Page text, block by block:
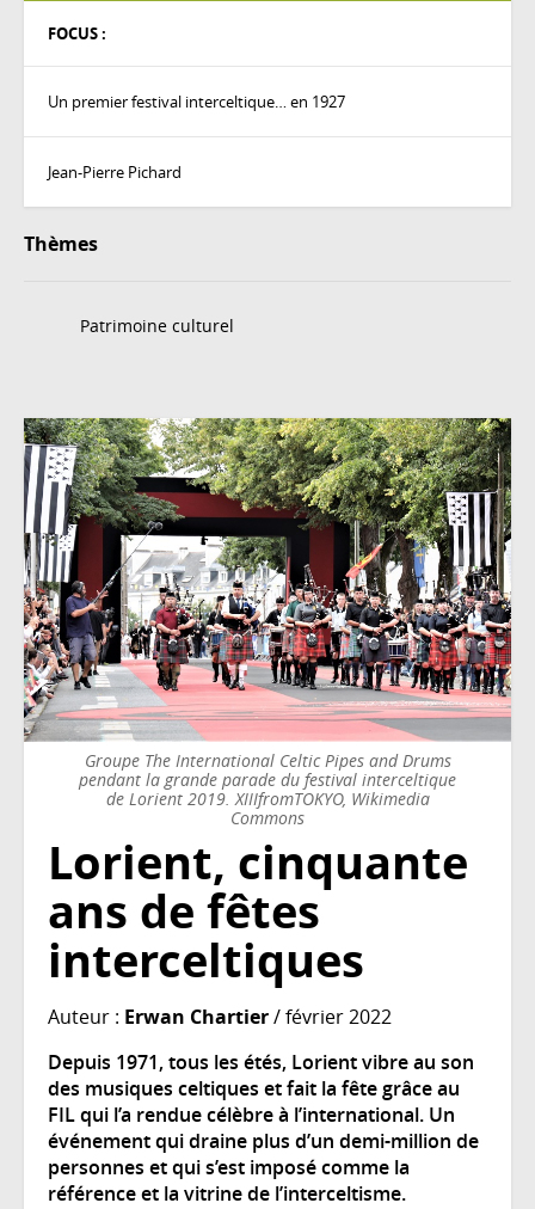
FOCUS :
Un premier festival interceltique… en 1927
Jean-Pierre Pichard
Thèmes
Patrimoine culturel
Groupe The International Celtic Pipes and Drums
pendant la grande parade du festival interceltique
de Lorient 2019. XIIIfromTOKYO, Wikimedia
Commons
Lorient, cinquante
ans de fêtes
interceltiques
Auteur : Erwan Chartier/ février 2022
Depuis 1971, tous les étés, Lorient vibre au son
des musiques celtiques et fait la fête grâce au
FIL qui l’a rendue célèbre à l’international. Un
événement qui draine plus d’un demi-million de
personnes et qui s’est imposé comme la
référence et la vitrine de l’interceltisme.